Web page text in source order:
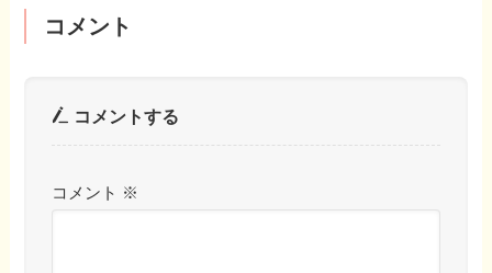
コメント
コメントする
コメント ※